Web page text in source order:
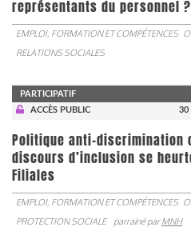
représentants du personnel ?
EMPLOI, FORMATION ET COMPÉTENCES
RELATIONS SOCIALES
PARTICIPATIF
ACCÈS PUBLIC
30
Politique anti-discrimination
discours d’inclusion se
Filiales
EMPLOI, FORMATION ET COMPÉTENCES
PROTECTION SOCIALE
parrainé parMNH